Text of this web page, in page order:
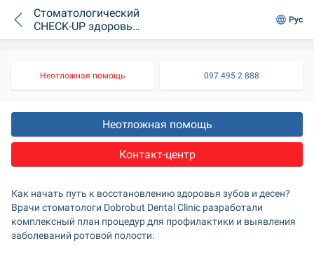
Стоматологический
CHECK-UP здоровья
десен
Рус
Неотложная помощь 097 495 2 888
Неотложная помощь
Контакт-центр
Как начать путь к восстановлению здоровья зубов и десен?
Врачи стоматологи Dobrobut Dental Clinic разработали
комплексный план процедур для профилактики и выявления
заболеваний ротовой полости.